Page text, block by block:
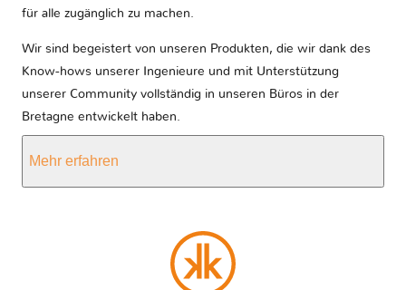
für alle zugänglich zu machen.
Wir sind begeistert von unseren Produkten, die wir dank des
Know-hows unserer Ingenieure und mit Unterstützung
unserer Community vollständig in unseren Büros in der
Bretagne entwickelt haben.
Mehr erfahren